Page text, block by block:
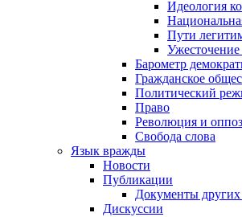
Идеология
Пути
Ужесточение
Барометр
Гражданское
Политический
Право
Революция и
Свобода слова
Язык вражды
Новости
Публикации
Документы других
Дискуссии